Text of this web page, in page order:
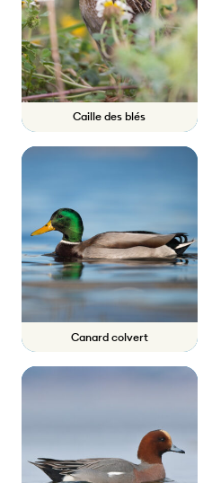
Caille des blés
Canard colvert